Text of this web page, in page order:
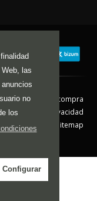
las
no
los
Configurar
Condiciones de compra
Política de Privacidad
de Cookies
Sitemap